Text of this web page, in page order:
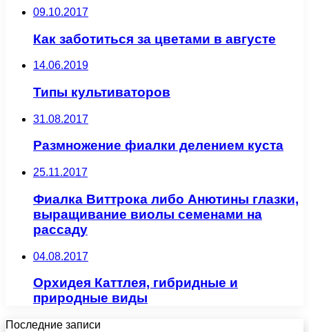
09.10.2017
Как заботиться за цветами в августе
14.06.2019
Типы культиваторов
31.08.2017
Размножение фиалки делением куста
25.11.2017
Фиалка Виттрока либо Анютины глазки,
выращивание виолы семенами на
рассаду
04.08.2017
Орхидея Каттлея, гибридные и
природные виды
Последние записи